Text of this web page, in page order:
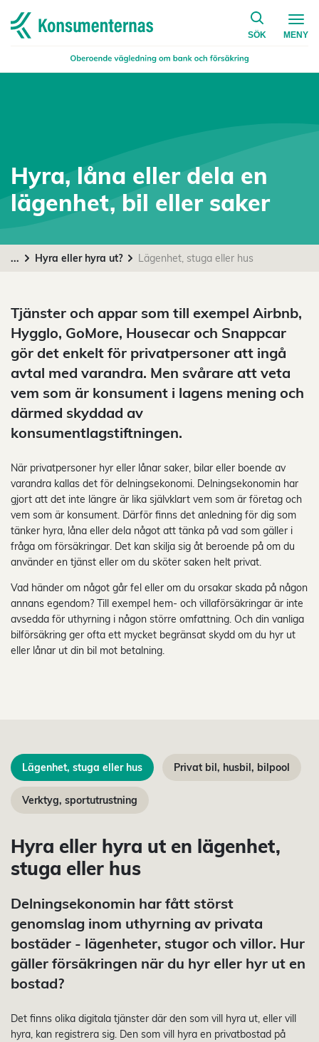
Navigera till startsidan
SÖK
på
MENY
Hyra, låna eller dela en
lägenhet, bil eller saker
... Hyra eller hyra ut? Lägenhet, stuga eller hus
Tjänster och appar som till exempel Airbnb,
Hygglo, GoMore, Housecar och Snappcar
gör det enkelt för privatpersoner att ingå
avtal med varandra. Men svårare att veta
vem som är konsument i lagens mening och
därmed skyddad av
konsumentlagstiftningen.
När privatpersoner hyr eller lånar saker, bilar eller boende av
varandra kallas det för delningsekonomi. Delningsekonomin har
gjort att det inte längre är lika självklart vem som är företag och
vem som är konsument. Därför finns det anledning för dig som
tänker hyra, låna eller dela något att tänka på vad som gäller i
fråga om försäkringar. Det kan skilja sig åt beroende på om du
använder en tjänst eller om du sköter saken helt privat.
Vad händer om något går fel eller om du orsakar skada på någon
annans egendom? Till exempel hem- och villaförsäkringar är inte
avsedda för uthyrning i någon större omfattning. Och din vanliga
bilförsäkring ger ofta ett mycket begränsat skydd om du hyr ut
eller lånar ut din bil mot betalning.
Lägenhet, stuga eller hus Privat bil, husbil, bilpool
Verktyg, sportutrustning
Hyra eller hyra ut en lägenhet,
stuga eller hus
Delningsekonomin har fått störst
genomslag inom uthyrning av privata
bostäder - lägenheter, stugor och villor. Hur
gäller försäkringen när du hyr eller hyr ut en
bostad?
Det finns olika digitala tjänster där den som vill hyra ut, eller vill
hyra, kan registrera sig. Den som vill hyra en privatbostad på